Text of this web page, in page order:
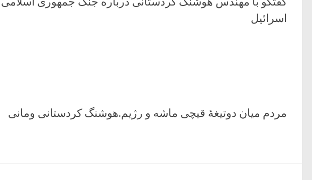
اسرائیل
مردم میان دوتیغۀ قیچی ماشه و رژیم.هوشنگ کردستانی ومانی